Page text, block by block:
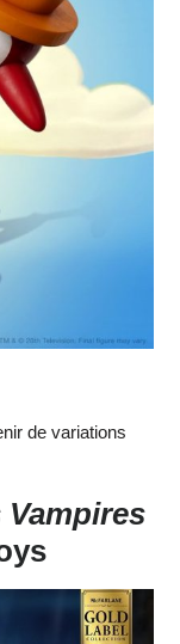
de variations
Vampires